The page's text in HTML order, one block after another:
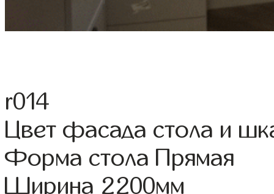
r014
Цвет фасада стола и
Форма стола Прямая
Ширина 2200мм